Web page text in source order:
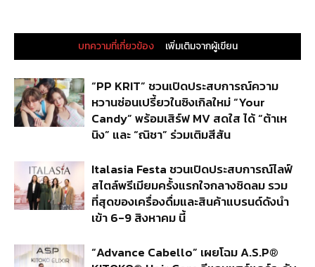
บทความที่เกี่ยวข้อง เพิ่มเติมจากผู้เขียน
“PP KRIT” ชวนเปิดประสบการณ์ความ
หวานซ่อนเปรี้ยวในซิงเกิลใหม่ “Your
Candy” พร้อมเสิร์ฟ MV สดใส ได้ “ต้าเห
นิง” และ “ณิชา” ร่วมเติมสีสัน
Italasia Festa ชวนเปิดประสบการณ์ไลฟ์
สไตล์พรีเมียมครั้งแรกใจกลางชิดลม รวม
ที่สุดของเครื่องดื่มและสินค้าแบรนด์ดังนำ
เข้า 6-9 สิงหาคม นี้
“Advance Cabello” เผยโฉม A.S.P®